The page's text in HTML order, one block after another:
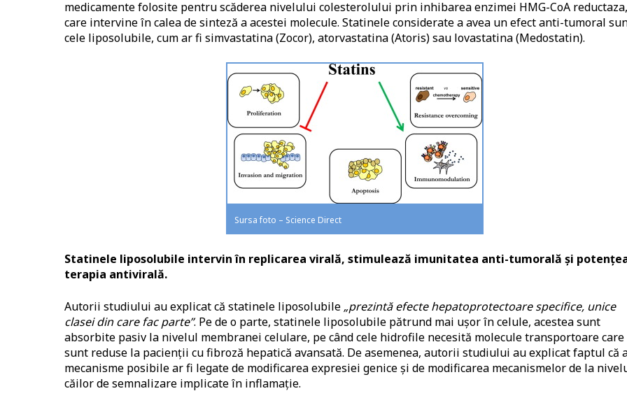
medicamente folosite pentru scăderea nivelului colesterolului prin inhibarea enzimei HMG-CoA reductaza,
care intervine în calea de sinteză a acestei molecule. Statinele considerate a avea un efect anti-tumoral
cele liposolubile, cum ar fi simvastatina (Zocor), atorvastatina (Atoris) sau lovastatina (Medostatin).
Sursa foto – Science Direct
Statinele liposolubile intervin în replicarea virală, stimulează imunitatea anti-tumorală și
terapia antivirală.
Autorii studiului au explicat că statinele liposolubile „prezintă efecte hepatoprotectoare specifice, unice
clasei din care fac parte”. Pe de o parte, statinele liposolubile pătrund mai ușor în celule, acestea sunt
absorbite pasiv la nivelul membranei celulare, pe când cele hidrofile necesită molecule transportoare care
sunt reduse la pacienții cu fibroză hepatică avansată. De asemenea, autorii studiului au explicat faptul că
mecanisme posibile ar fi legate de modificarea expresiei genice și de modificarea mecanismelor de la
căilor de semnalizare implicate în inflamație.